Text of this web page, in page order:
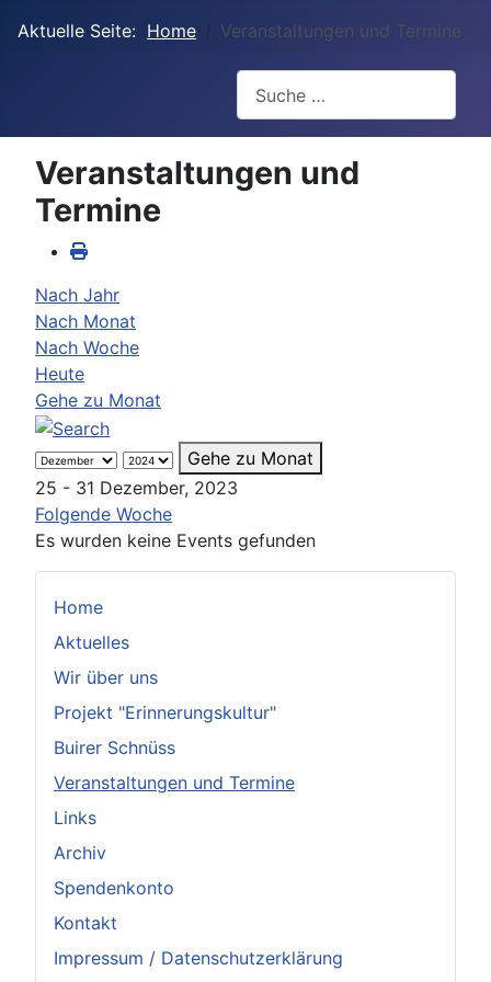
Aktuelle Seite: Home Veranstaltungen und Termine
Home
Aktuelles
Wir über uns
Projekt "Erinnerungskultur"
Buirer Schnüss
Veranstaltungen und Termine
Links
Archiv
Spendenkonto
Kontakt
Impressum / Datenschutzerklärung
Veranstaltungen und
Termine
Nach Jahr
Nach Monat
Nach Woche
Heute
Gehe zu Monat
Gehe zu Monat
25 - 31 Dezember, 2023
Folgende Woche
Es wurden keine Events gefunden